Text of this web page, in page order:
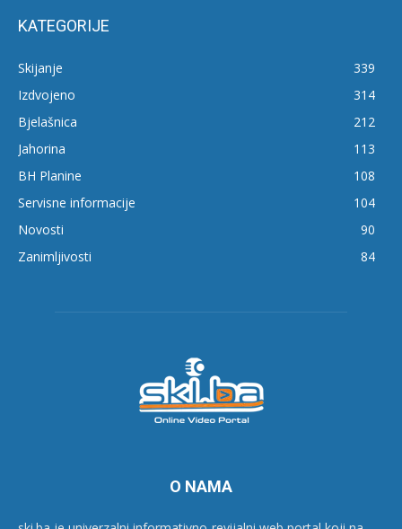
KATEGORIJE
Skijanje
339
Izdvojeno
314
Bjelašnica
212
Jahorina
113
BH Planine
108
Servisne informacije
104
Novosti
90
Zanimljivosti
84
O NAMA